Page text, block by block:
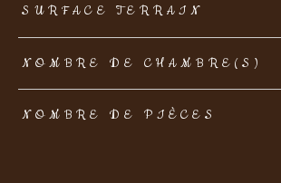
SURFACE TERRAIN
NOMBRE DE CHAMBRE(S)
NOMBRE DE PIÈCES